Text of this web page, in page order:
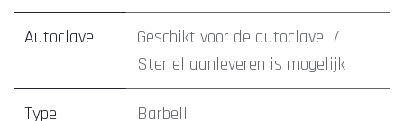
Autoclave
Geschikt voor de autoclave! /
Steriel aanleveren is mogelijk
Type Barbell